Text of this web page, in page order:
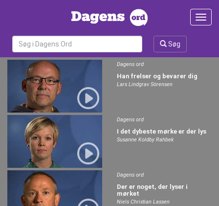
Søg
Dagens ord
Han frelser og bevarer dig
Lars Lindgrav Sörensen
Dagens ord
I det dybeste mørke er der lys
Susanne Koldby Rahbek
Dagens ord
Der er noget, der lyser i
mørket
Niels Christian Lassen